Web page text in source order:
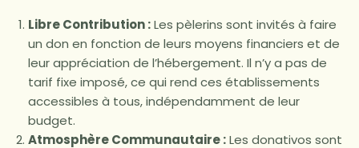
Libre Contribution :Les pèlerins sont invités à faire
un don en fonction de leurs moyens financiers et de
leur appréciation de l’hébergement. Il n’y a pas de
tarif fixe imposé, ce qui rend ces établissements
accessibles à tous, indépendamment de leur
budget.
Atmosphère Communautaire :Les donativos sont